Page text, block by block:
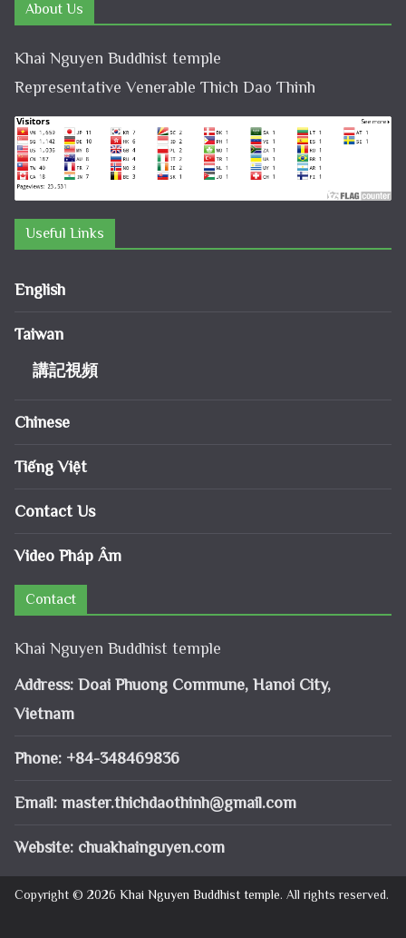
About Us
Khai Nguyen Buddhist temple
Representative Venerable Thich Dao Thinh
Useful Links
English
Taiwan
講記視頻
Chinese
Tiếng Việt
Contact Us
Video Pháp Âm
Contact
Khai Nguyen Buddhist temple
Address: Doai Phuong Commune, Hanoi City,
Vietnam
Phone: +84-348469836
Email: master.thichdaothinh@gmail.com
Website: chuakhainguyen.com
Copyright © 2026 Khai Nguyen Buddhist temple. All rights reserved.